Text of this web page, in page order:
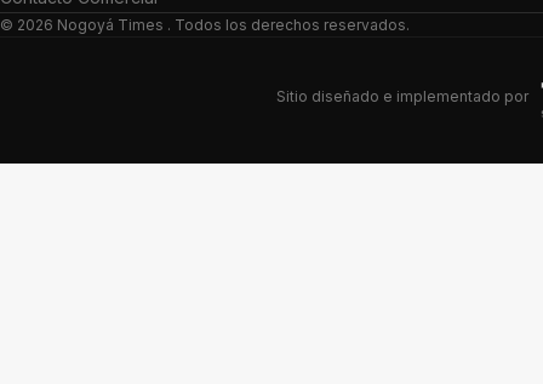
© 2026 Nogoyá Times . Todos los derechos reservados.
Sitio diseñado e implementado por